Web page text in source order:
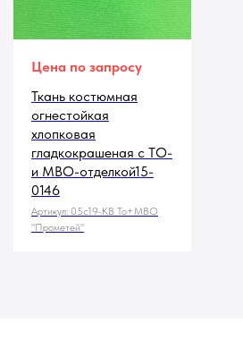
Цена по запросу
Ткань костюмная
огнестойкая
хлопковая
гладкокрашеная с ТО-
и МВО-отделкой15-
0146
Артикул: 05с19-КВ То+МВО
"Прометей"